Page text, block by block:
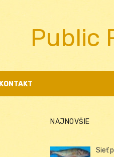
Public
KONTAKT
NAJNOVŠIE
Sieť